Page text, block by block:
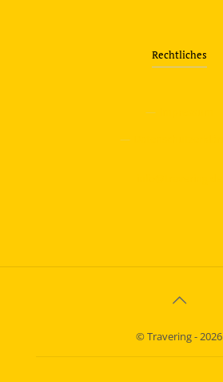
Rechtliches
—
—
© Travering - 2026